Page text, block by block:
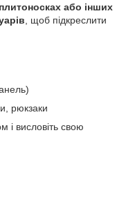
або інших
, щоб підкреслити
рюкзаки
і висловіть свою